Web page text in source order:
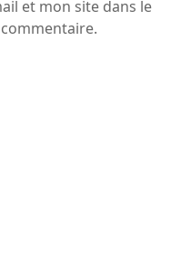
et mon site dans le